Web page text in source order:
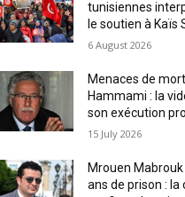
tunisiennes
le soutien à Kaïs
6 August 2026
Menaces de
Hammami : la
son exécution
15 July 2026
Mrouen
ans de prison : la